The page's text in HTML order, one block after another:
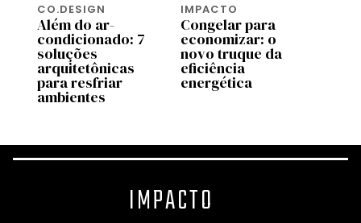
CO.DESIGN
Além do ar-
condicionado: 7
soluções
arquitetônicas
para resfriar
ambientes
IMPACTO
Congelar para
economizar: o
novo truque da
eficiência
energética
IMPACTO